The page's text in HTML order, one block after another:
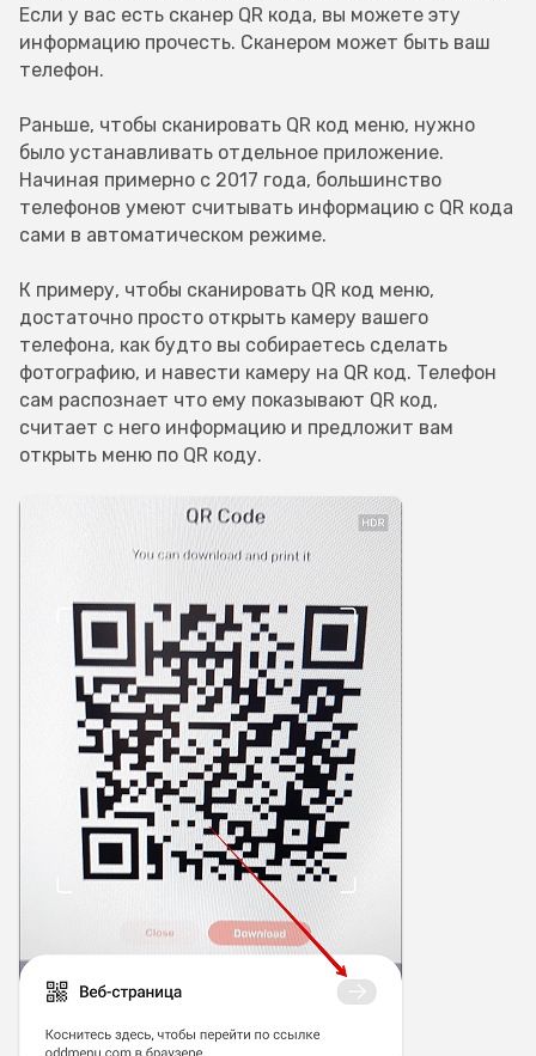
Если у вас есть сканер QR кода, вы можете эту
информацию прочесть. Сканером может быть ваш
телефон.
Раньше, чтобы сканировать QR код меню, нужно
было устанавливать отдельное приложение.
Начиная примерно с 2017 года, большинство
телефонов умеют считывать информацию с QR кода
сами в автоматическом режиме.
К примеру, чтобы сканировать QR код меню,
достаточно просто открыть камеру вашего
телефона, как будто вы собираетесь сделать
фотографию, и навести камеру на QR код. Телефон
сам распознает что ему показывают QR код,
считает с него информацию и предложит вам
открыть меню по QR коду.